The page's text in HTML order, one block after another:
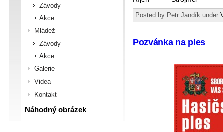
Posted by Petr Jandík under
Pozvánka na ples
Závody
Akce
Mládež
Závody
Akce
Galerie
Videa
Kontakt
Náhodný obrázek